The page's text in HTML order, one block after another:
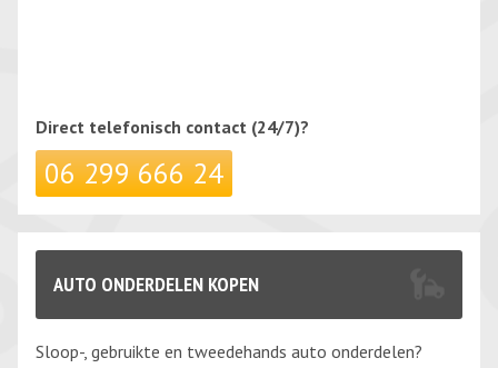
Direct telefonisch contact (24/7)?
06 299 666 24
AUTO ONDERDELEN KOPEN
Sloop-, gebruikte en tweedehands auto onderdelen?